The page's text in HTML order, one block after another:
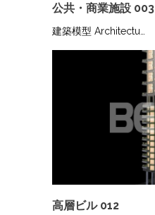
公共・商業施設 003
建築模型 Architectu…
高層ビル 012